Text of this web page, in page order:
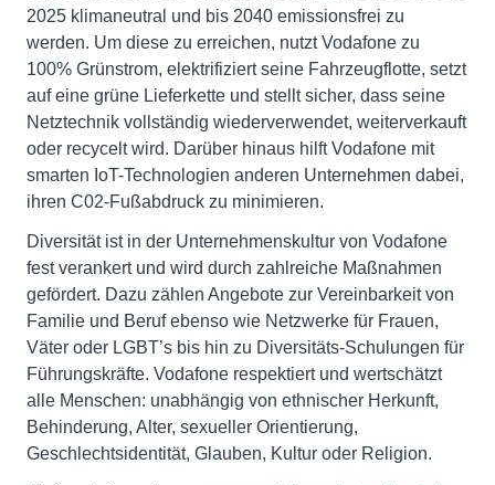
2025 klimaneutral und bis 2040 emissionsfrei zu
werden. Um diese zu erreichen, nutzt Vodafone zu
100% Grünstrom, elektrifiziert seine Fahrzeugflotte, setzt
auf eine grüne Lieferkette und stellt sicher, dass seine
Netztechnik vollständig wiederverwendet, weiterverkauft
oder recycelt wird. Darüber hinaus hilft Vodafone mit
smarten IoT-Technologien anderen Unternehmen dabei,
ihren C02-Fußabdruck zu minimieren.
Diversität ist in der Unternehmenskultur von Vodafone
fest verankert und wird durch zahlreiche Maßnahmen
gefördert. Dazu zählen Angebote zur Vereinbarkeit von
Familie und Beruf ebenso wie Netzwerke für Frauen,
Väter oder LGBT’s bis hin zu Diversitäts-Schulungen für
Führungskräfte. Vodafone respektiert und wertschätzt
alle Menschen: unabhängig von ethnischer Herkunft,
Behinderung, Alter, sexueller Orientierung,
Geschlechtsidentität, Glauben, Kultur oder Religion.